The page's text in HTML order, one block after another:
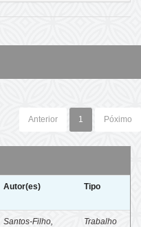
Anterior 1 Póximo
Autor(es) Tipo
Santos-Filho,
Trabalho